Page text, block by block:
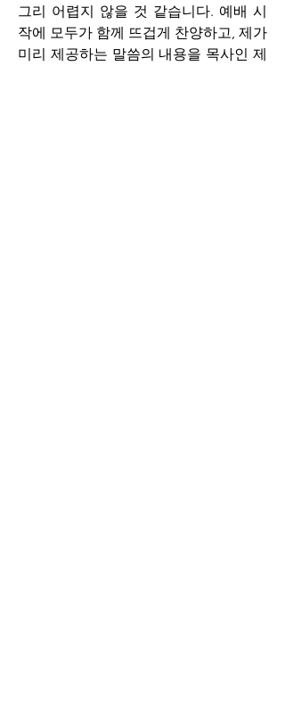
그리 어렵지 않을 것 같습니다. 예배 시
작에 모두가 함께 뜨겁게 찬양하고, 제가
미리 제공하는 말씀의 내용을 목사인 제